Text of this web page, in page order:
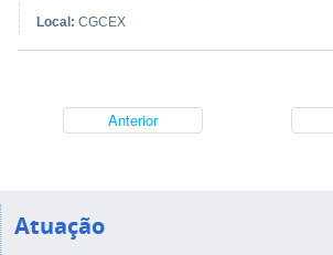
Local: CGCEX
Anterior
Atuação